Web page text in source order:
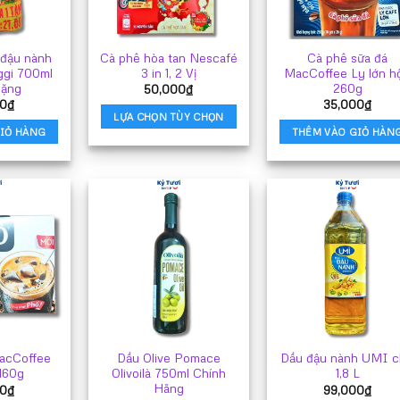
chọn
có
thể
được
chọn
trên
trang
sản
nành
700ml
₫
HÀNG
Cà phê hòa tan Nescafé
3 in 1, 2 Vị
50,000₫
LỰA CHỌN TÙY CHỌN
phẩm
có
nhiều
biến
thể.
Các
tùy
chọn
có
được
chọn
Cà phê sữa đá
MacCoffee Ly lớn
260g
35,000₫
THÊM VÀO GIỎ
₫
Dầu Olive Pomace
Olivoilà 750ml Chính
Hãng
Dầu đậu nành UMI
1,8 L
99,000₫